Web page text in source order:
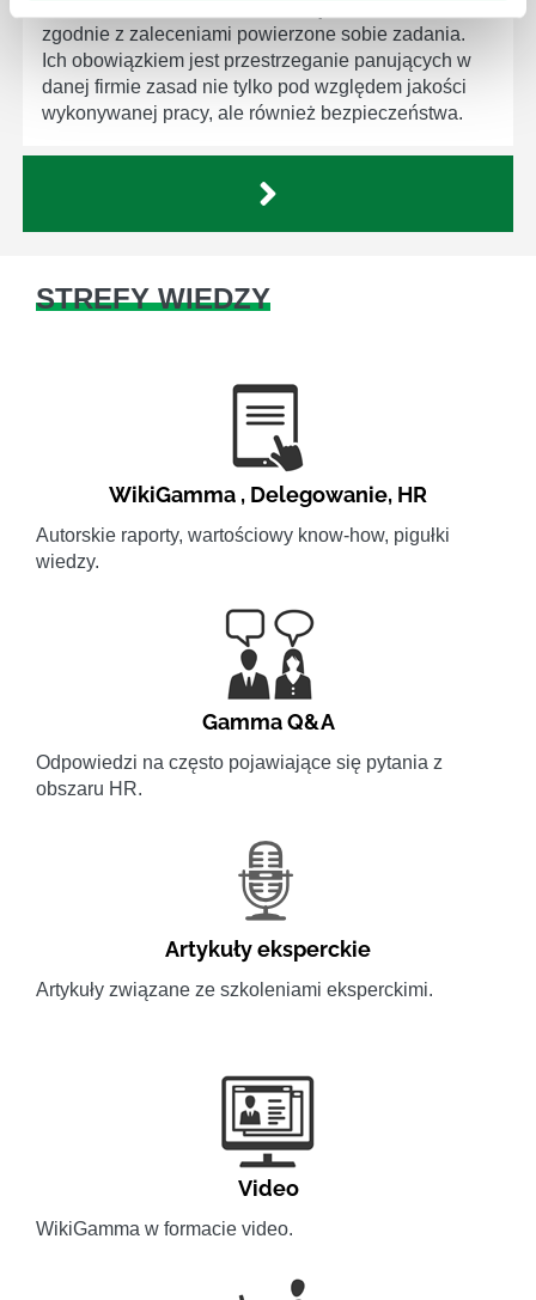
zgodnie z zaleceniami powierzone sobie zadania.
Ich obowiązkiem jest przestrzeganie panujących w
danej firmie zasad nie tylko pod względem jakości
wykonywanej pracy, ale również bezpieczeństwa.
STREFY WIEDZY
WikiGamma , Delegowanie, HR
Autorskie raporty, wartościowy know-how, pigułki
wiedzy.
Gamma Q&A
Odpowiedzi na często pojawiające się pytania z
obszaru HR.
Artykuły eksperckie
Artykuły związane ze szkoleniami eksperckimi.
Video
WikiGamma w formacie video.